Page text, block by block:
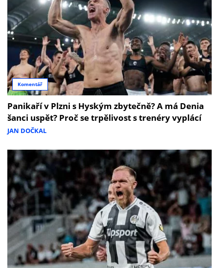
Komentář
Panikaří v Plzni s Hyským zbytečně? A má Denia
šanci uspět? Proč se trpělivost s trenéry vyplácí
JAN DOČKAL